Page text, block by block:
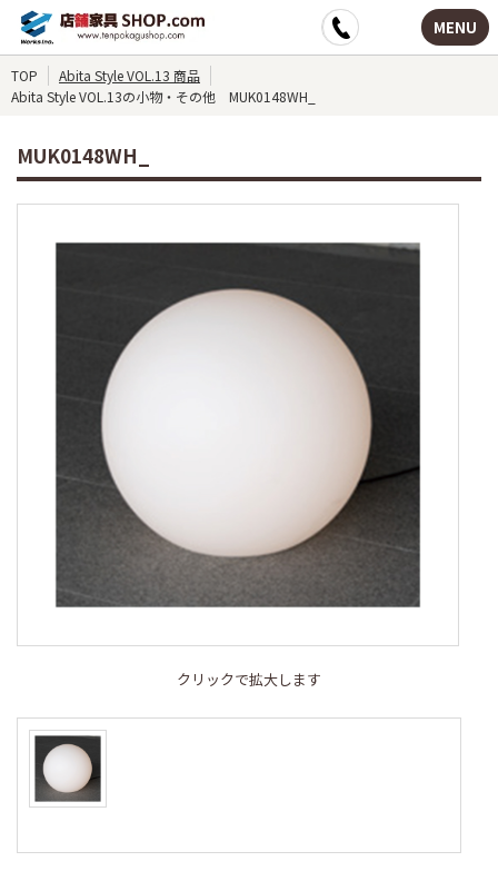
MENU
TOP
Abita Style VOL.13 商品
Abita Style VOL.13の小物・その他 MUK0148WH_
MUK0148WH_
クリックで拡大します